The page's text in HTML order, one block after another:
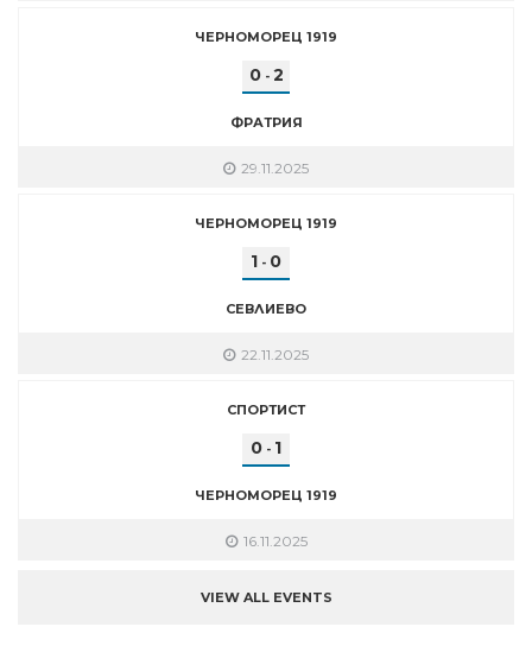
ЧЕРНОМОРЕЦ 1919
0- 2
ФРАТРИЯ
29.11.2025
ЧЕРНОМОРЕЦ 1919
1 - 0
СЕВЛИЕВО
22.11.2025
СПОРТИСТ
0 - 1
ЧЕРНОМОРЕЦ 1919
16.11.2025
VIEW ALL EVENTS